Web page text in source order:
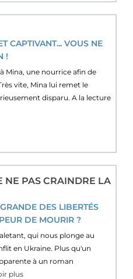
CAPTIVANT... VOUS NE
!
Mina, une nourrice afin de
vite, Mina lui remet le
disparu. A la lecture
NE PAS CRAINDRE LA
DES LIBERTÉS
DE MOURIR ?
qui nous plonge au
en Ukraine. Plus qu'un
à un roman
plus